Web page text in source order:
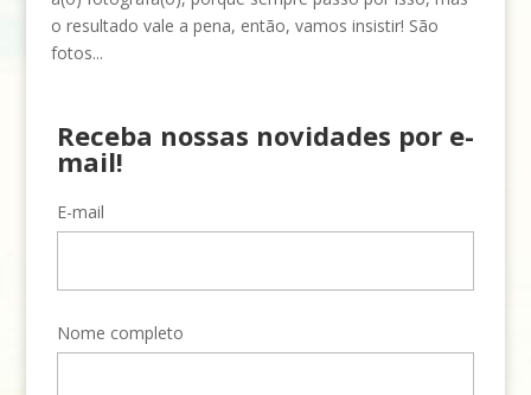
o resultado vale a pena, então, vamos insistir! São
fotos...
Receba nossas novidades por e-
mail!
E-mail
Nome completo